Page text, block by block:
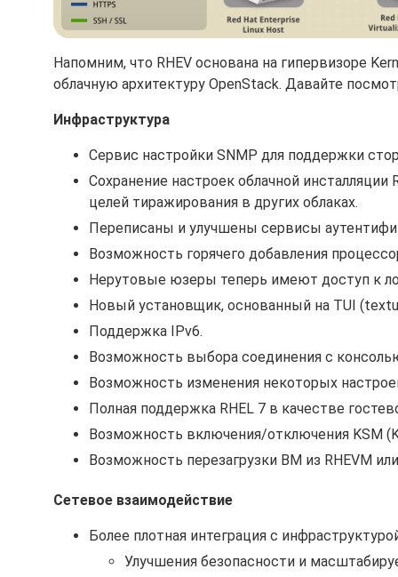
Напомним, что RHEV основана на гипервизоре
облачную архитектуру OpenStack. Давайте
Инфраструктура
Сервис настройки SNMP для поддержки
Сохранение настроек облачной
целей тиражирования в других облаках.
Переписаны и улучшены сервисы
Возможность горячего добавления
Нерутовые юзеры теперь имеют доступ к
Новый установщик, основанный на TUI
Поддержка IPv6.
Возможность выбора соединения с
Возможность изменения некоторых
Полная поддержка RHEL 7 в качестве
Возможность включения/отключения KSM
Возможность перезагрузки ВМ из RHEVM
Сетевое взаимодействие
Более плотная интеграция с
Улучшения безопасности и